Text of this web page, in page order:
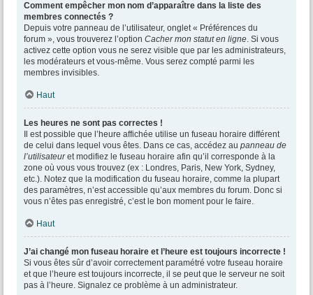
Comment empêcher mon nom d’apparaître dans la liste des
membres connectés ?
Depuis votre panneau de l’utilisateur, onglet « Préférences du
forum », vous trouverez l’option Cacher mon statut en ligne. Si vous
activez cette option vous ne serez visible que par les administrateurs,
les modérateurs et vous-même. Vous serez compté parmi les
membres invisibles.
Haut
Les heures ne sont pas correctes !
Il est possible que l’heure affichée utilise un fuseau horaire différent
de celui dans lequel vous êtes. Dans ce cas, accédez au panneau de
l’utilisateuret modifiez le fuseau horaire afin qu’il corresponde à la
zone où vous vous trouvez (ex : Londres, Paris, New York, Sydney,
etc.). Notez que la modification du fuseau horaire, comme la plupart
des paramètres, n’est accessible qu’aux membres du forum. Donc si
vous n’êtes pas enregistré, c’est le bon moment pour le faire.
Haut
J’ai changé mon fuseau horaire et l’heure est toujours incorrecte !
Si vous êtes sûr d’avoir correctement paramétré votre fuseau horaire
et que l’heure est toujours incorrecte, il se peut que le serveur ne soit
pas à l’heure. Signalez ce problème à un administrateur.